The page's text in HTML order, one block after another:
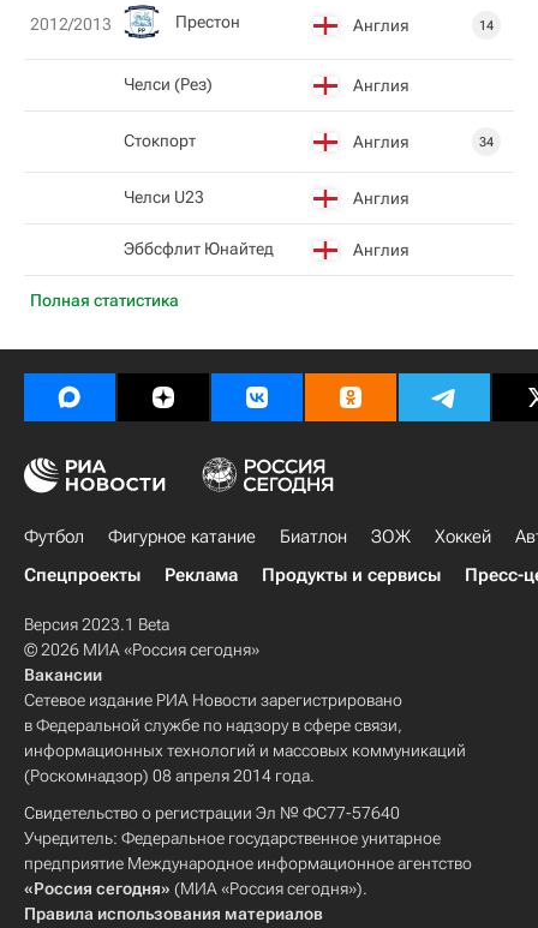
Полная статистика
2012/2013 Престон Англия 14
Челси (Рез) Англия
Стокпорт Англия 34
Челси U23 Англия
Эббсфлит Юнайтед Англия
Футбол Фигурное катание Биатлон ЗОЖ Хоккей
Спецпроекты
Реклама Продукты и сервисы Пресс-
Версия 2023.1 Beta
© 2026 МИА «Россия сегодня»
Вакансии
Сетевое издание РИА Новости зарегистрировано
в Федеральной службе по надзору в сфере связи,
информационных технологий и массовых коммуникаций
(Роскомнадзор) 08 апреля 2014 года.
Свидетельство о регистрации Эл № ФС77-57640
Учредитель: Федеральное государственное унитарное
предприятие Международное информационное агентство
«Россия сегодня» (МИА «Россия сегодня»).
Правила использования материалов